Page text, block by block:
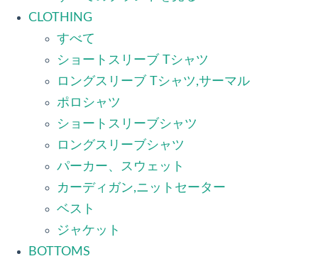
CLOTHING
すべて
ショートスリーブ Tシャツ
ロングスリーブ Tシャツ,サーマル
ポロシャツ
ショートスリーブシャツ
ロングスリーブシャツ
パーカー、スウェット
カーディガン,ニットセーター
ベスト
ジャケット
BOTTOMS